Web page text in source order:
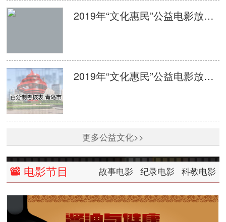
2019年“文化惠民”公益电影放映活动单次放映平台监管百分制考核表 日照
2019年“文化惠民”公益电影放映活动单次放映平台监管百分制考核表 青岛
更多公益文化>>
电影节目 故事电影 纪录电影 科教电影